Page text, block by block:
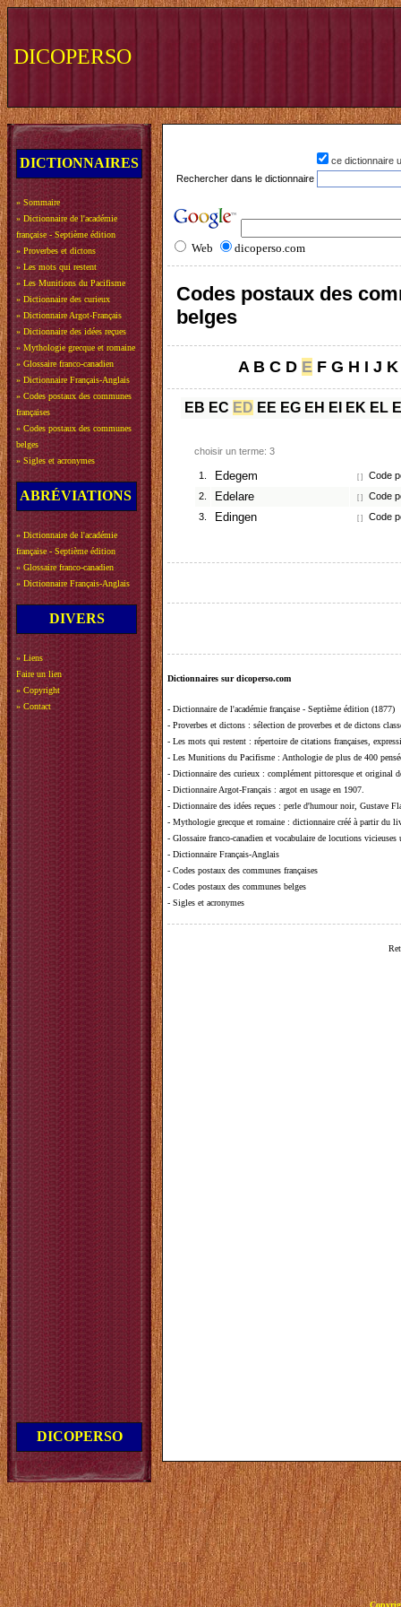
DICOPERSO
DICTIONNAIRES
» Sommaire
» Dictionnaire de l'académie
française - Septième édition
» Proverbes et dictons
» Les mots qui restent
» Les Munitions du Pacifisme
» Dictionnaire des curieux
» Dictionnaire Argot-Français
» Dictionnaire des idées reçues
» Mythologie grecque et romaine
» Glossaire franco-canadien
» Dictionnaire Français-Anglais
» Codes postaux des communes
françaises
» Codes postaux des communes
belges
» Sigles et acronymes
ABRÉVIATIONS
» Dictionnaire de l'académie
française - Septième édition
» Glossaire franco-canadien
» Dictionnaire Français-Anglais
DIVERS
» Liens
Faire un lien
» Copyright
» Contact
DICOPERSO
ce dictionnaire
Rechercher dans le dictionnaire
Web dicoperso.com
Codes postaux des
belges
A B C D E F G H I J K
EB EC ED EE EG EH EI EK EL
choisir un terme: 3
1. Edegem [ ]
Code
2.
Edelare [ ]
Code
3.
Edingen [ ] Code
Dictionnaires sur dicoperso.com
- Dictionnaire de l'académie française - Septième édition (1877)
- Proverbes et dictons : sélection de proverbes et de dictons
- Les mots qui restent : répertoire de citations françaises,
- Les Munitions du Pacifisme : Anthologie de plus de 400
- Dictionnaire des curieux : complément pittoresque et original
- Dictionnaire Argot-Français : argot en usage en 1907.
- Dictionnaire des idées reçues : perle d'humour noir, Gustave
- Mythologie grecque et romaine : dictionnaire créé à partir du
- Glossaire franco-canadien et vocabulaire de locutions vicieuses
- Dictionnaire Français-Anglais
- Codes postaux des communes françaises
- Codes postaux des communes belges
- Sigles et acronymes